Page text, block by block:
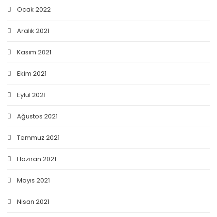
Ocak 2022
Aralık 2021
Kasım 2021
Ekim 2021
Eylül 2021
Ağustos 2021
Temmuz 2021
Haziran 2021
Mayıs 2021
Nisan 2021